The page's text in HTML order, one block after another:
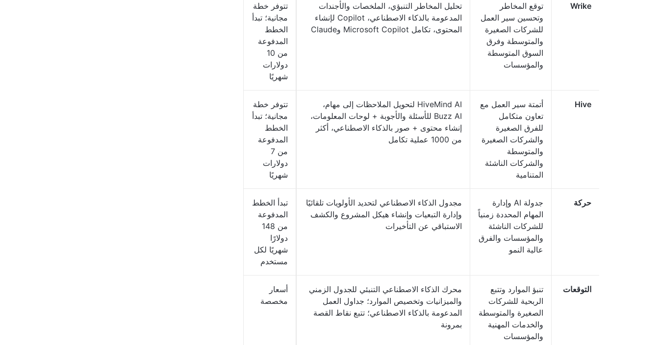
Wrike
توقع المخاطر
وتحسين سير العمل
للشركات الصغيرة
والمتوسطة وفرق
السوق المتوسطة
والمؤسسات
تحليل المخاطر التنبؤي، الملخصات والأجندات
المدعومة بالذكاء الاصطناعي، Copilot لإنشاء
المحتوى، تكامل Microsoft Copilot وClaude
تتوفر خطة
مجانية؛ تبدأ
الخطط
المدفوعة
من 10
دولارات
شهريًا
Hive
أتمتة سير العمل مع
تعاون متكامل
للفرق الصغيرة
والشركات الصغيرة
والمتوسطة
والشركات الناشئة
المتنامية
HiveMind AI لتحويل الملاحظات إلى مهام،
Buzz AI للأسئلة والأجوبة + لوحات المعلومات،
إنشاء محتوى + صور بالذكاء الاصطناعي، أكثر
من 1000 عملية تكامل
تتوفر خطة
مجانية؛ تبدأ
الخطط
المدفوعة
من 7
دولارات
شهريًا
حركة
جدولة AI وإدارة
المهام المحددة زمنياً
للشركات الناشئة
والمؤسسات والفرق
عالية النمو
مجدول الذكاء الاصطناعي لتحديد الأولويات تلقائيًا
وإدارة التبعيات وإنشاء هيكل المشروع والكشف
الاستباقي عن التأخيرات
تبدأ الخطط
المدفوعة
من 148
دولارًا
شهريًا لكل
مستخدم
التوقعات
تنبؤ الموارد وتتبع
الربحية للشركات
الصغيرة والمتوسطة
والخدمات المهنية
والمؤسسات
محرك الذكاء الاصطناعي التنبئي للجدول الزمني
والميزانيات وتخصيص الموارد؛ جداول العمل
المدعومة بالذكاء الاصطناعي؛ تتبع نقاط القصة
بمرونة
أسعار
مخصصة